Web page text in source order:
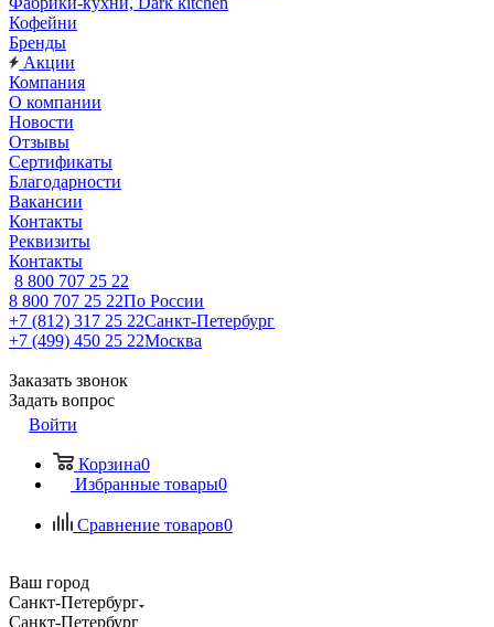
Кофейни
Бренды
Акции
Компания
О компании
Новости
Отзывы
Сертификаты
Благодарности
Вакансии
Контакты
Реквизиты
Контакты
8 800 707 25 22
8 800 707 25 22По России
+7 (812) 317 25 22Санкт-Петербург
+7 (499) 450 25 22Москва
Заказать звонок
Задать вопрос
Войти
Корзина0
Избранные товары0
Сравнение товаров0
Ваш город
Санкт-Петербург
Санкт-Петербург